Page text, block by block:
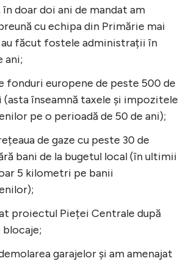
în doar doi ani de mandat am
cu echipa din Primărie mai
făcut fostele administrații în
ani;
fonduri europene de peste 500 de
(asta înseamnă taxele și impozitele
pe o perioadă de 50 de ani);
de gaze cu peste 30 de
bani de la bugetul local (în ultimii
5 kilometri pe banii
proiectul Pieței Centrale după
blocaje;
garajelor și am amenajat